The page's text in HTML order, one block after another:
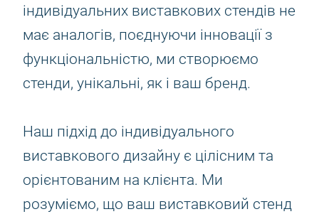
індивідуальних виставкових стендів не
має аналогів, поєднуючи інновації з
функціональністю, ми створюємо
стенди, унікальні, як і ваш бренд.
Наш підхід до індивідуального
виставкового дизайну є цілісним та
орієнтованим на клієнта. Ми
розуміємо, що ваш виставковий стенд